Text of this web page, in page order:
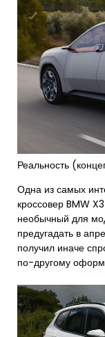
Реальность
Одна из самых
кроссовер BMW
необычный для
предугадать в
получил иначе
по-другому